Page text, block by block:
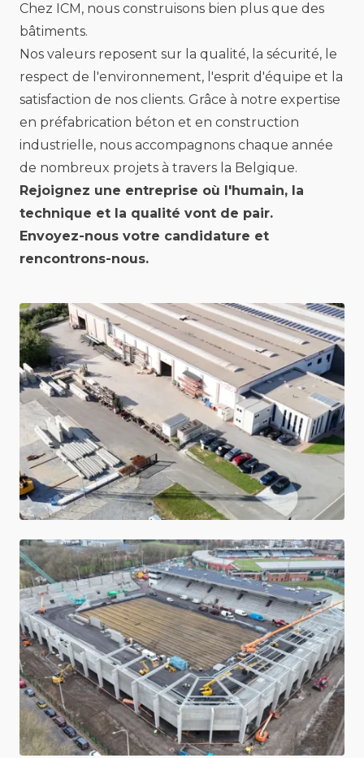
Chez ICM, nous construisons bien plus que des
bâtiments.
Nos valeurs reposent sur la qualité, la sécurité, le
respect de l'environnement, l'esprit d'équipe et la
satisfaction de nos clients. Grâce à notre expertise
en préfabrication béton et en construction
industrielle, nous accompagnons chaque année
de nombreux projets à travers la Belgique.
Rejoignez une entreprise où l'humain, la
technique et la qualité vont de pair.
Envoyez-nous votre candidature et
rencontrons-nous.